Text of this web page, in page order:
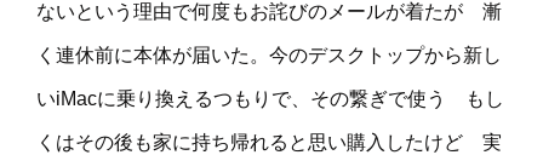
ないという理由で何度もお詫びのメールが着たが 漸
く連休前に本体が届いた。今のデスクトップから新し
いiMacに乗り換えるつもりで、その繋ぎで使う もし
くはその後も家に持ち帰れると思い購入したけど 実